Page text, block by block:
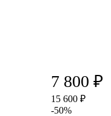
7 800 ₽
15 600 ₽
-50%